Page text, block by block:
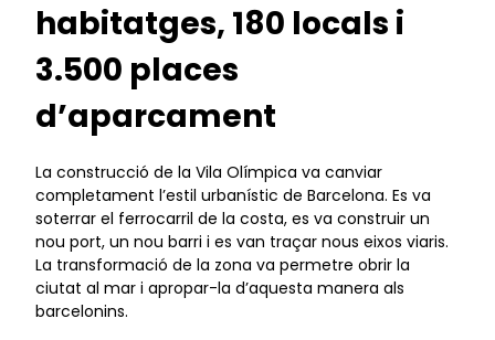
habitatges, 180 locals i
3.500 places
d’aparcament
La construcció de la Vila Olímpica va canviar
completament l’estil urbanístic de Barcelona. Es va
soterrar el ferrocarril de la costa, es va construir un
nou port, un nou barri i es van traçar nous eixos viaris.
La transformació de la zona va permetre obrir la
ciutat al mar i apropar-la d’aquesta manera als
barcelonins.